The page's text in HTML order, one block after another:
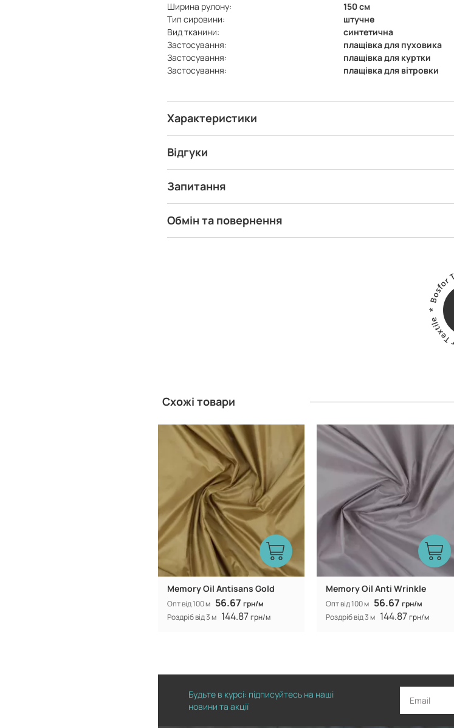
Ширина рулону:
150 см
Тип сировини:
штучне
Вид тканини:
синтетична
Застосування:
плащівка для пуховика
Застосування:
плащівка для куртки
Застосування:
плащівка для вітровки
Характеристики
Відгуки
Запитання
Обмін та повернення
Схожі товари
Виробник: Китай
Memory Oil Antisans Gold
Опт від 100 м 56.67 грн/м
Роздріб від 3 м 144.87грн/м
Виробник: Китай
Memory Oil Anti Wrinkle
Опт від 100 м 56.67 грн/м
Роздріб від 3 м 144.87грн/м
Будьте в курсі: підписуйтесь на наші
новини та акції